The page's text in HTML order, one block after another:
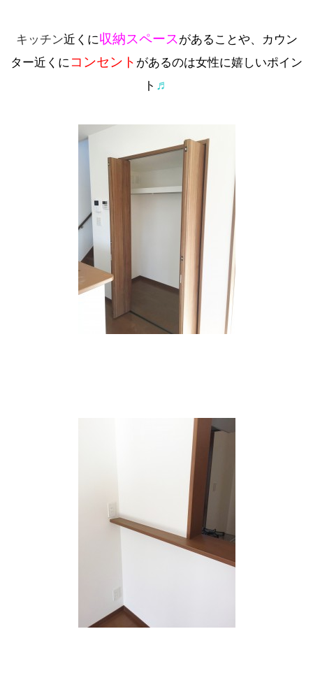
キッチン近くに収納スペース があることや、カウン
ター近くに コンセント があるのは女性に嬉しいポイン
ト ♬